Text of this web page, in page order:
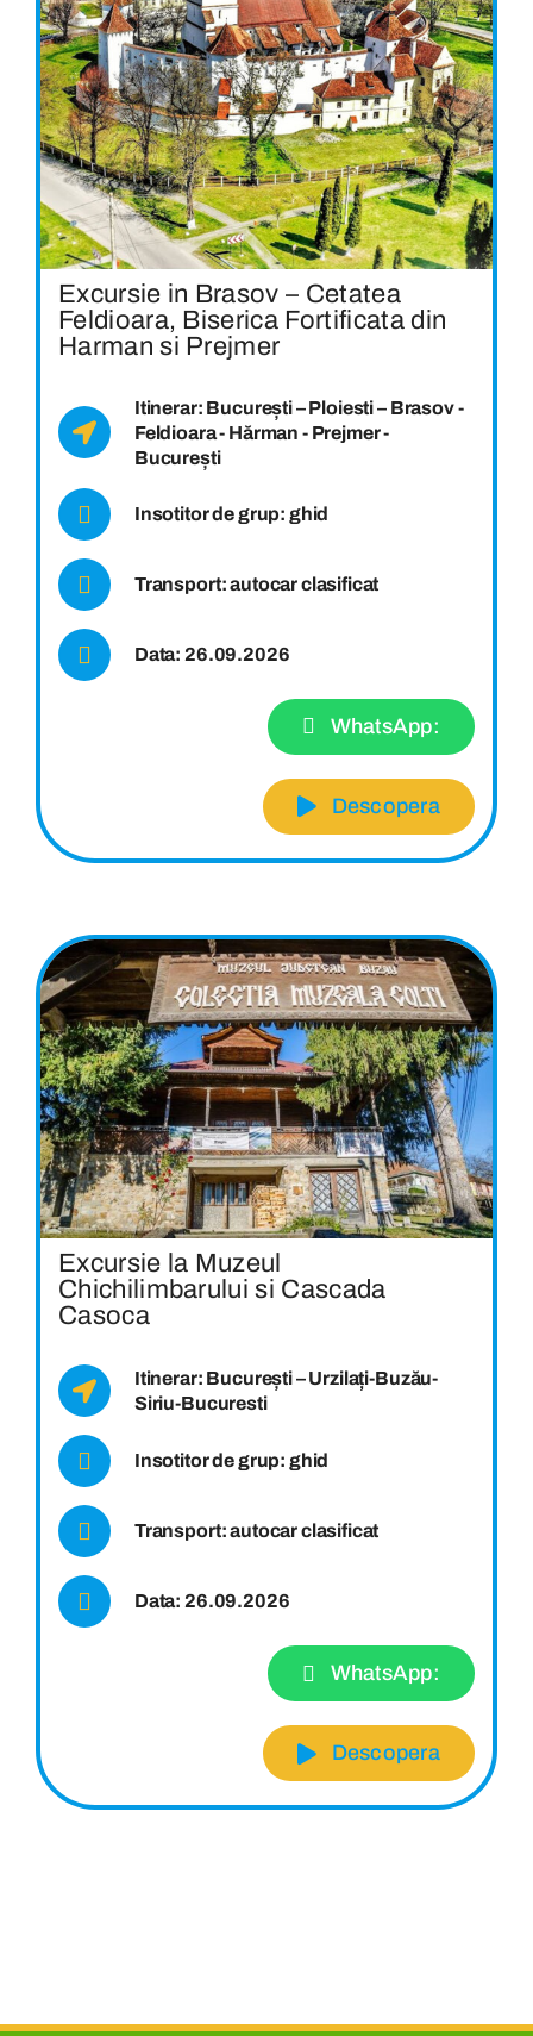
Excursie in Brasov – Cetatea
Feldioara, Biserica Fortificata din
Harman si Prejmer
Itinerar: București – Ploiesti – Brasov -
Feldioara - Hărman - Prejmer -
București
Insotitor de grup: ghid
Transport: autocar clasificat
Data: 26.09.2026
WhatsApp:
Descopera
Excursie la Muzeul
Chichilimbarului si Cascada
Casoca
Itinerar: București – Urzilați-Buzău-
Siriu-Bucuresti
Insotitor de grup: ghid
Transport: autocar clasificat
Data: 26.09.2026
WhatsApp:
Descopera